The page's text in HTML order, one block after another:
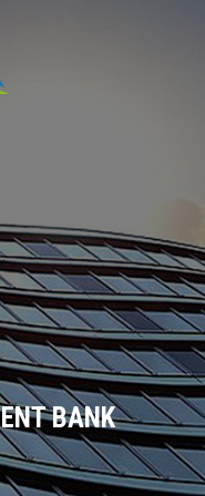
BANK